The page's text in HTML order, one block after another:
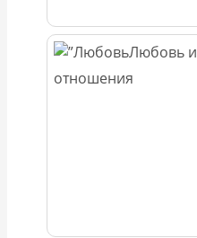
Любовь и
отношения